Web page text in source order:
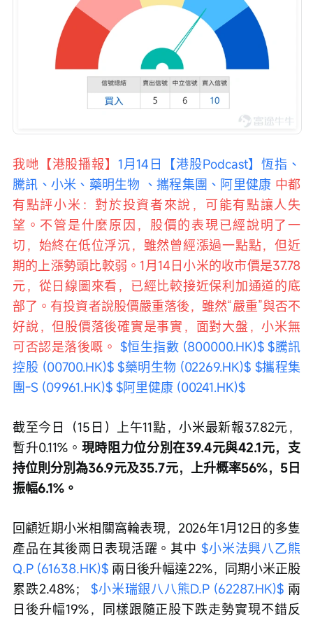
我哋【港股播報】 1月14日【港股Podcast】恆指、
騰訊、小米、藥明生物 、攜程集團、阿里健康 中都
有點評小米：對於投資者來說，可能有點讓人失
望。不管是什麼原因，股價的表現已經說明了一
切，始終在低位浮沉，雖然曾經漲過一點點，但近
期的上漲勢頭比較弱。1月14日小米的收市價是37.78
元，從日線圖來看，已經比較接近保利加通道的底
部了。有投資者說股價嚴重落後，雖然“嚴重”與否不
好說，但股價落後確實是事實，面對大盤，小米無
可否認是落後嘅。 $恒生指數 (800000.HK)$ $騰訊
控股 (00700.HK)$ $藥明生物 (02269.HK)$ $攜程集
團-S (09961.HK)$ $阿里健康 (00241.HK)$
截至今日（15日）上午11點，小米最新報37.82元，
暫升0.11%。 現時阻力位分別在39.4元與42.1元，支
持位則分別為36.9元及35.7元，上升概率56%，5日
振幅6.1%。
回顧近期小米相關窩輪表現，2026年1月12日的多隻
產品在其後兩日表現活躍。其中 $小米法興八乙熊
Q.P (61638.HK)$ 兩日後升幅達22%，同期小米正股
累跌2.48%； $小米瑞銀八八熊D.P (62287.HK)$ 兩
日後升幅19%，同樣跟隨正股下跌走勢實現不錯反